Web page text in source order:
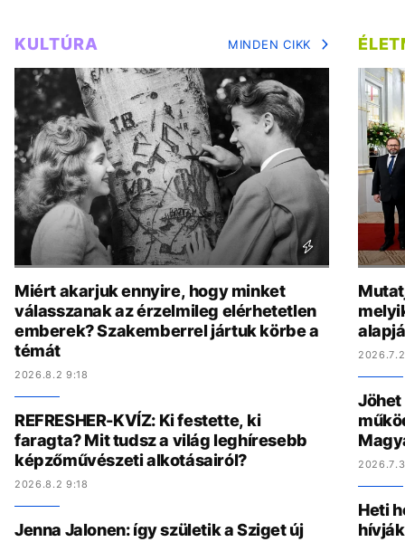
KULTÚRA MINDEN CIKK
Miért akarjuk ennyire, hogy minket
válasszanak az érzelmileg elérhetetlen
emberek? Szakemberrel jártuk körbe a
témát
2026.8.2 9:18
REFRESHER-KVÍZ: Ki festette, ki
faragta? Mit tudsz a világ leghíresebb
képzőművészeti alkotásairól?
2026.8.2 9:18
Jenna Jalonen: így születik a Sziget új
Jöhet
Heti